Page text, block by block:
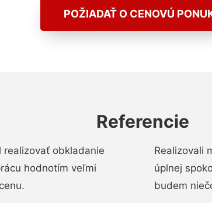
POŽIADAŤ O CENOVÚ
Referencie
realizovať obkladanie
hodnotím veľmi
Realizovali
úplnej
budem